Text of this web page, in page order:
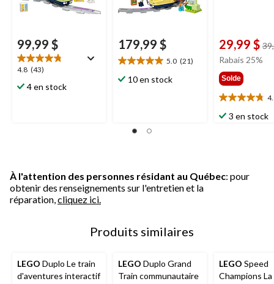
99,99 $
4.8 (43)
4.8
étoile(s)
sur
4 en stock
179,99 $
5.0 (21)
5.0
étoile(s)
10 en stock
29,99 $
Rabais 25%
Solde
4.8
étoile(s)
3 en stock
À l'attention des personnes résidant au Québec: pour
obtenir des renseignements sur l'entretien et la
réparation, cliquez ici.
Produits similaires
LEGO Duplo Le train
d'aventures interactif
LEGO Duplo Grand
Train communautaire
LEGO Speed
Champions